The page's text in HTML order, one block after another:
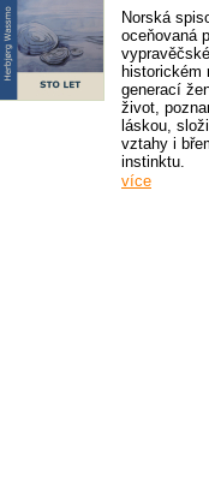
Norská
oceňovaná
historickém
generací
život,
láskou,
vztahy i
instinktu.
více